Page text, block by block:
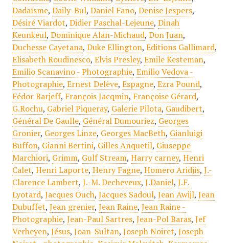
Dadaïsme, Daily-Bul, Daniel Fano, Denise Jespers,
Désiré Viardot, Didier Paschal-Lejeune, Dinah
Keunkeul, Dominique Alan-Michaud, Don Juan,
Duchesse Cayetana, Duke Ellington, Editions Gallimard,
Elisabeth Roudinesco, Elvis Presley, Emile Kesteman,
Emilio Scanavino - Photographie, Emilio Vedova -
Photographie, Ernest Delève, Espagne, Ezra Pound,
Fédor Barjeff, François Jacqmin, Françoise Gérard,
G.Rochu, Gabriel Piqueray, Galerie Pilota, Gaudibert,
Général De Gaulle, Général Dumouriez, Georges
Gronier, Georges Linze, Georges MacBeth, Gianluigi
Buffon, Gianni Bertini, Gilles Anquetil, Giuseppe
Marchiori, Grimm, Gulf Stream, Harry carney, Henri
Calet, Henri Laporte, Henry Fagne, Homero Aridjis, J.-
Clarence Lambert, J.-M. Decheveux, J.Daniel, J.F.
Lyotard, Jacques Ouch, Jacques Sadoul, Jean Awijl, Jean
Dubuffet, Jean grenier, Jean Raine, Jean Raine -
Photographie, Jean-Paul Sartres, Jean-Pol Baras, Jef
Verheyen, Jésus, Joan-Sultan, Joseph Noiret, Joseph